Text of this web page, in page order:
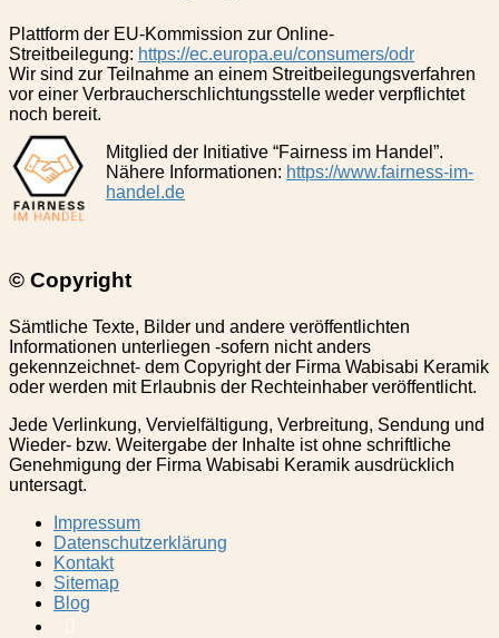
Plattform der EU-Kommission zur Online-
Streitbeilegung: https://ec.europa.eu/consumers/odr
Wir sind zur Teilnahme an einem Streitbeilegungsverfahren
vor einer Verbraucherschlichtungsstelle weder verpflichtet
noch bereit.
Mitglied der Initiative “Fairness im Handel”.
Nähere Informationen: https://www.fairness-im-
handel.de
© Copyright
Sämtliche Texte, Bilder und andere veröffentlichten
Informationen unterliegen -sofern nicht anders
gekennzeichnet- dem Copyright der Firma Wabisabi Keramik
oder werden mit Erlaubnis der Rechteinhaber veröffentlicht.
Jede Verlinkung, Vervielfältigung, Verbreitung, Sendung und
Wieder- bzw. Weitergabe der Inhalte ist ohne schriftliche
Genehmigung der Firma Wabisabi Keramik ausdrücklich
untersagt.
Impressum
Datenschutzerklärung
Kontakt
Sitemap
Blog